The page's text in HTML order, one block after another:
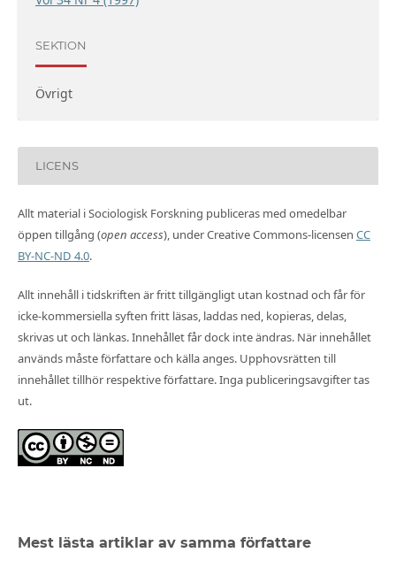
SEKTION
Övrigt
LICENS
Allt material i Sociologisk Forskning publiceras med omedelbar
öppen tillgång (open access), under Creative Commons-licensen CC
BY-NC-ND 4.0.
Allt innehåll i tidskriften är fritt tillgängligt utan kostnad och får för
icke-kommersiella syften fritt läsas, laddas ned, kopieras, delas,
skrivas ut och länkas. Innehållet får dock inte ändras. När innehållet
används måste författare och källa anges. Upphovsrätten till
innehållet tillhör respektive författare. Inga publiceringsavgifter tas
ut.
Mest lästa artiklar av samma författare